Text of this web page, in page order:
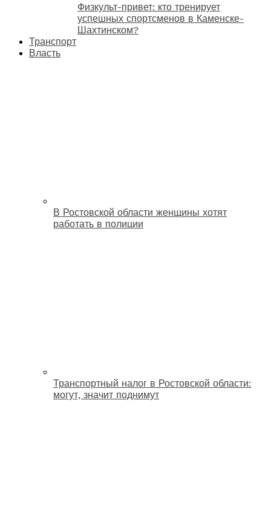
Физкульт-привет: кто тренирует
успешных спортсменов в Каменске-
Шахтинском?
Транспорт
Власть
В Ростовской области женщины хотят
работать в полиции
Транспортный налог в Ростовской области:
могут, значит поднимут